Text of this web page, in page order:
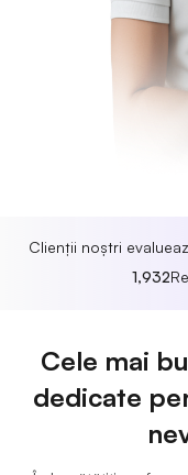
Clienții noștri
1,932
Cele mai
dedicate